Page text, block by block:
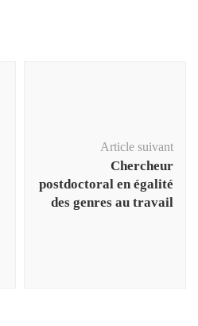
Article suivant
Chercheur
postdoctoral en égalité
des genres au travail